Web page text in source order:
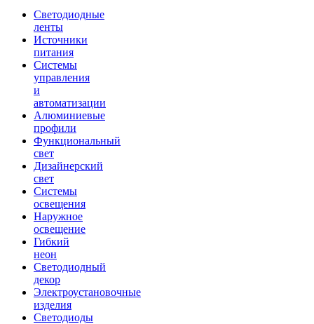
Светодиодные
ленты
Источники
питания
Системы
управления
и
автоматизации
Алюминиевые
профили
Функциональный
свет
Дизайнерский
свет
Системы
освещения
Наружное
освещение
Гибкий
неон
Светодиодный
декор
Электроустановочные
изделия
Светодиоды